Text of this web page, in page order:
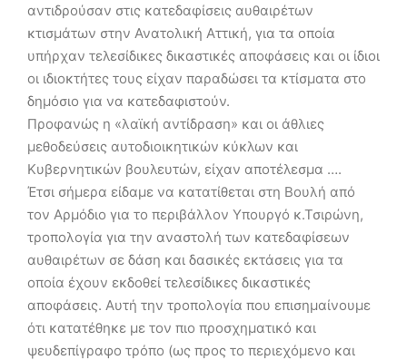
αντιδρούσαν στις κατεδαφίσεις αυθαιρέτων
κτισμάτων στην Ανατολική Αττική, για τα οποία
υπήρχαν τελεσίδικες δικαστικές αποφάσεις και οι ίδιοι
οι ιδιοκτήτες τους είχαν παραδώσει τα κτίσματα στο
δημόσιο για να κατεδαφιστούν.
Προφανώς η «λαϊκή αντίδραση» και οι άθλιες
μεθοδεύσεις αυτοδιοικητικών κύκλων και
Κυβερνητικών βουλευτών, είχαν αποτέλεσμα ….
Έτσι σήμερα είδαμε να κατατίθεται στη Βουλή από
τον Αρμόδιο για το περιβάλλον Υπουργό κ.Τσιρώνη,
τροπολογία για την αναστολή των κατεδαφίσεων
αυθαιρέτων σε δάση και δασικές εκτάσεις για τα
οποία έχουν εκδοθεί τελεσίδικες δικαστικές
αποφάσεις. Αυτή την τροπολογία που επισημαίνουμε
ότι κατατέθηκε με τον πιο προσχηματικό και
ψευδεπίγραφο τρόπο (ως προς το περιεχόμενο και